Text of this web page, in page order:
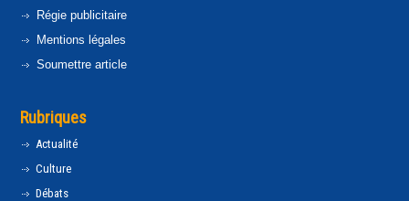
Régie publicitaire
Mentions légales
Soumettre article
Rubriques
Actualité
Culture
Débats